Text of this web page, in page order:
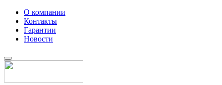
О компании
Контакты
Гарантии
Новости
Переключить
навигацию